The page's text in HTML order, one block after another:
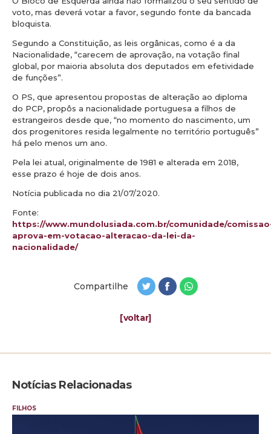
voto, mas deverá votar a favor, segundo fonte da bancada
bloquista.
Segundo a Constituição, as leis orgânicas, como é a da
Nacionalidade, “carecem de aprovação, na votação final
global, por maioria absoluta dos deputados em efetividade
de funções”.
O PS, que apresentou propostas de alteração ao diploma
do PCP, propôs a nacionalidade portuguesa a filhos de
estrangeiros desde que, “no momento do nascimento, um
dos progenitores resida legalmente no território português”
há pelo menos um ano.
Pela lei atual, originalmente de 1981 e alterada em 2018,
esse prazo é hoje de dois anos.
Notícia publicada no dia 21/07/2020.
Fonte:
https://www.mundolusiada.com.br/comunidade/
aprova-em-votacao-alteracao-da-lei-da-
nacionalidade/
Compartilhe
[voltar]
Notícias Relacionadas
FILHOS